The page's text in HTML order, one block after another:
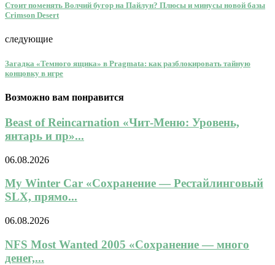
Стоит поменять Волчий бугор на Пайлун? Плюсы и минусы новой базы
Crimson Desert
следующие
Загадка «Темного ящика» в Pragmata: как разблокировать тайную
концовку в игре
Возможно вам понравится
Beast of Reincarnation «Чит-Меню: Уровень,
янтарь и пр»...
06.08.2026
My Winter Car «Сохранение — Рестайлинговый
SLX, прямо...
06.08.2026
NFS Most Wanted 2005 «Сохранение — много
денег,...